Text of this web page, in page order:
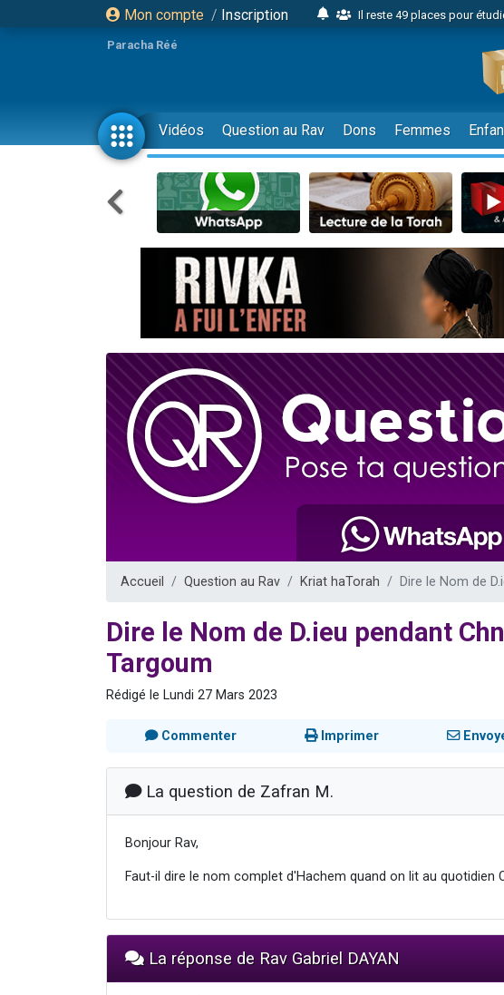
Mon compte / Inscription
Il reste 49 places pour
2 personnes viennent de nous
6 personnes viennent de nous
4 personnes viennent de
2 personnes viennent de
17 personnes viennent de
4 personnes viennent de nous
Il reste 49 places pour
Eva vient de donner son Maasser
4 personnes viennent de nous
3 personnes viennent de nous
Odaya vient de donner son
3 personnes viennent de
2 personnes viennent de nous
13 personnes viennent de
Il reste 49 places pour
12 nouvelles musiques
29 personnes viennent de
Paracha Réé
Vidéos Question au Rav Dons Femmes
Accueil Question au Rav Kriat haTorah Dire le Nom de
Dire le Nom de D.ieu pendant
Targoum
Rédigé le Lundi 27 Mars 2023
Commenter Imprimer
La question de Zafran M.
Bonjour Rav,
Faut-il dire le nom complet d'Hachem quand on lit au quotidien
La réponse de Rav Gabriel DAYAN